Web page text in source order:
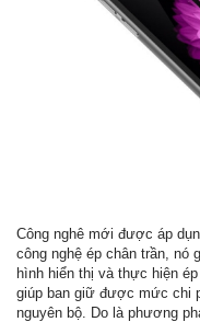
Công nghê mới được áp
công nghệ ép chân trần, nó
hình hiển thị và thực hiện
giúp ban giữ được mức chi
nguyên bộ. Do là phương